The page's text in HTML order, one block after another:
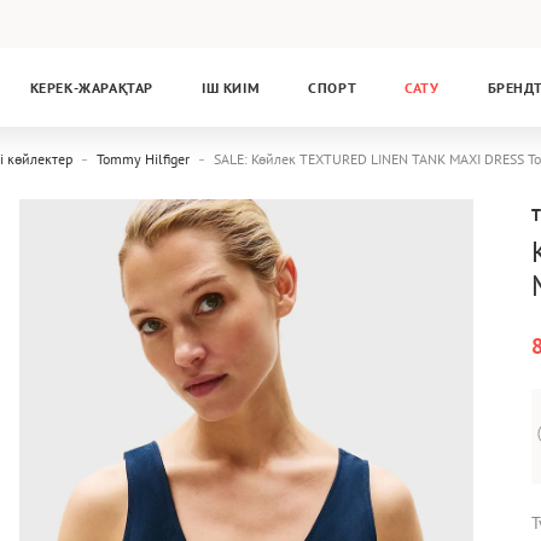
КЕРЕК-ЖАРАҚТАР ІШ КИІМ СПОРТ САТУ
көйлектер Tommy Hilfiger SALE: Көйлек TEXTURED LINEN TANK MAXI